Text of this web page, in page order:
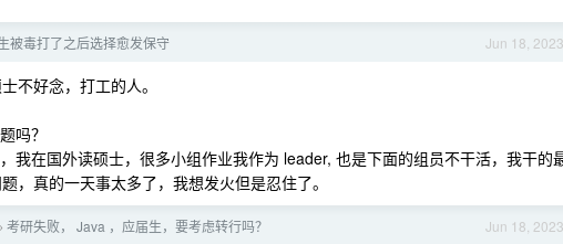
Jun 18, 2023
被毒打了之后选择愈发保守
不好念，打工的人。
吗？
我在国外读硕士，很多小组作业我作为 leader, 也是下面的组员不干活，我干的
，真的一天事太多了，我想发火但是忍住了。
Jun 18, 2023
› 考研失败， Java ，应届生，要考虑转行吗？